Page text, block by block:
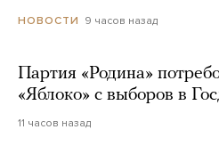
НОВОСТИ 9 часов назад
Партия «Родина»
«Яблоко» с выборов в
11 часов назад